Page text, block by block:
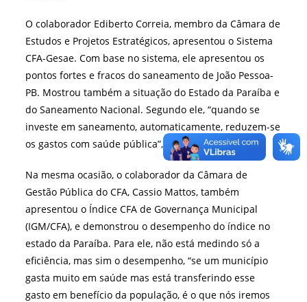
O colaborador Ediberto Correia, membro da Câmara de
Estudos e Projetos Estratégicos, apresentou o Sistema
CFA-Gesae. Com base no sistema, ele apresentou os
pontos fortes e fracos do saneamento de João Pessoa-
PB. Mostrou também a situação do Estado da Paraíba e
do Saneamento Nacional. Segundo ele, “quando se
investe em saneamento, automaticamente, reduzem-se
os gastos com saúde pública”, pontuou.
Na mesma ocasião, o colaborador da Câmara de
Gestão Pública do CFA, Cassio Mattos, também
apresentou o Índice CFA de Governança Municipal
(IGM/CFA), e demonstrou o desempenho do índice no
estado da Paraíba. Para ele, não está medindo só a
eficiência, mas sim o desempenho, “se um município
gasta muito em saúde mas está transferindo esse
gasto em benefício da população, é o que nós iremos